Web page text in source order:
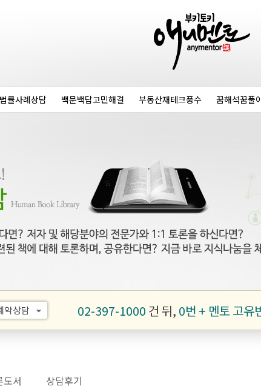
률사례상담 백문백답고민해결 부동산재테크풍수 꿈해석꿈풀
약상담 arrow_drop_down 02-397-1000 건 뒤, 0번 + 멘토 고유
도서 상담후기